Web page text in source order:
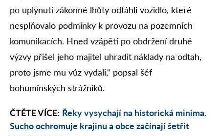
po uplynutí zákonné lhůty odtáhli vozidlo, které
nesplňovalo podmínky k provozu na pozemních
komunikacích. Hned vzápětí po obdržení druhé
výzvy přišel jeho majitel uhradit náklady na odtah,
proto jsme mu vůz vydali,“ popsal šéf
bohumínských strážníků.
ČTĚTE VÍCE: Řeky vysychají na historická minima.
Sucho ochromuje krajinu a obce začínají šetřit